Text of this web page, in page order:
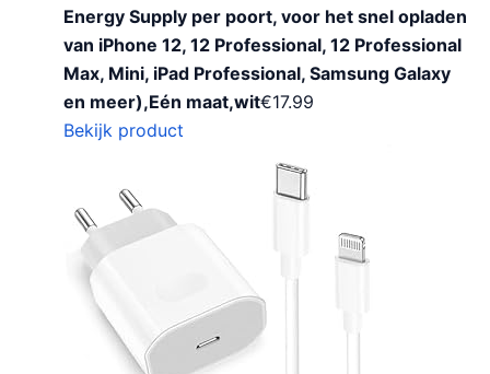
Energy Supply per poort, voor het snel opladen
van iPhone 12, 12 Professional, 12 Professional
Max, Mini, iPad Professional, Samsung Galaxy
en meer),Eén maat,wit€17.99
Bekijk product